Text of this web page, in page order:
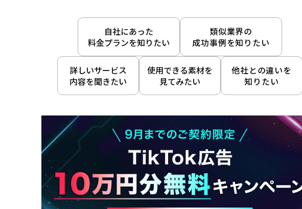
自社にあった
料金プランを知りたい
類似業界の
成功事例を知りたい
詳しいサービス
内容を聞きたい
使用できる素材を
見てみたい
他社との違いを
知りたい